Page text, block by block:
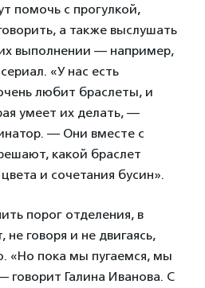
помочь с прогулкой,
а также выслушать
выполнении — например,
«У нас есть
любит браслеты, и
умеет их делать, —
— Они вместе с
какой браслет
и сочетания бусин».
порог отделения, в
говоря и не двигаясь,
«Но пока мы пугаемся, мы
Галина Иванова. С